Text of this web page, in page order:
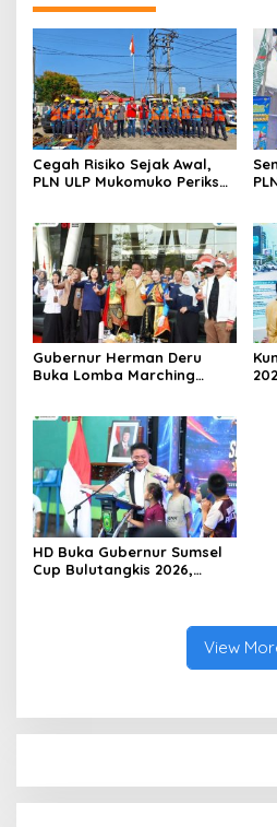
Cegah Risiko Sejak Awal,
PLN ULP Mukomuko Periksa
Gubernur Herman Deru
Buka Lomba Marching
dan Kedisiplinan Generasi
Muda
HD Buka Gubernur Sumsel
Cup Bulutangkis 2026,
View